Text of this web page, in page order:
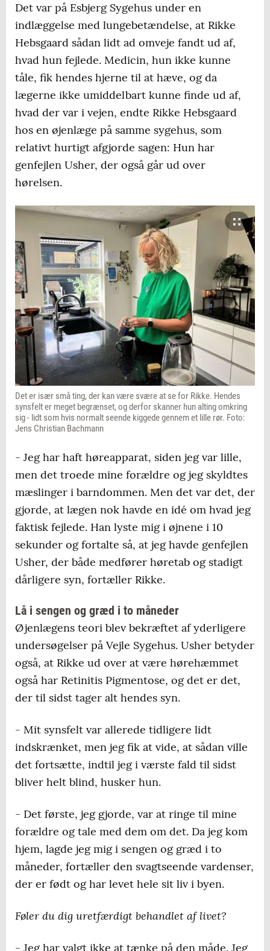
Det var på Esbjerg Sygehus under en
indlæggelse med lungebetændelse, at Rikke
Hebsgaard sådan lidt ad omveje fandt ud af,
hvad hun fejlede. Medicin, hun ikke kunne
tåle, fik hendes hjerne til at hæve, og da
lægerne ikke umiddelbart kunne finde ud af,
hvad der var i vejen, endte Rikke Hebsgaard
hos en øjenlæge på samme sygehus, som
relativt hurtigt afgjorde sagen: Hun har
genfejlen Usher, der også går ud over
hørelsen.
Det er især små ting, der kan være svære at se for Rikke. Hendes
synsfelt er meget begrænset, og derfor skanner hun alting omkring
sig - lidt som hvis normalt seende kiggede gennem et lille rør. Foto:
Jens Christian Bachmann
- Jeg har haft høreapparat, siden jeg var lille,
men det troede mine forældre og jeg skyldtes
mæslinger i barndommen. Men det var det, der
gjorde, at lægen nok havde en idé om hvad jeg
faktisk fejlede. Han lyste mig i øjnene i 10
sekunder og fortalte så, at jeg havde genfejlen
Usher, der både medfører høretab og stadigt
dårligere syn, fortæller Rikke.
Lå i sengen og græd i to måneder
Øjenlægens teori blev bekræftet af yderligere
undersøgelser på Vejle Sygehus. Usher betyder
også, at Rikke ud over at være hørehæmmet
også har Retinitis Pigmentose, og det er det,
der til sidst tager alt hendes syn.
- Mit synsfelt var allerede tidligere lidt
indskrænket, men jeg fik at vide, at sådan ville
det fortsætte, indtil jeg i værste fald til sidst
bliver helt blind, husker hun.
- Det første, jeg gjorde, var at ringe til mine
forældre og tale med dem om det. Da jeg kom
hjem, lagde jeg mig i sengen og græd i to
måneder, fortæller den svagtseende vardenser,
der er født og har levet hele sit liv i byen.
Føler du dig uretfærdigt behandlet af livet?
- Jeg har valgt ikke at tænke på den måde. Jeg